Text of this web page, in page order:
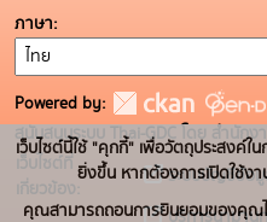
ภาษา
Powered by:
สนับสนุนระบบ Thai-GDC โดย สำนัก
เว็บไซต์ที่
เกี่ยวข้อง:
ระบบบัญชีข้อ
บริการนามา
เว็บไซต์นี้ใช้ "คุกกี้" เพื่อวัตถุประสงค์
ยิ่งขึ้น หากต้องการเปิดใช้ง
คุณสามารถถอนการยินยอมของคุณ